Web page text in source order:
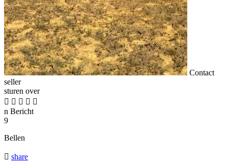
Contact
seller
sturen over
    
n Bericht
9
Bellen
 share